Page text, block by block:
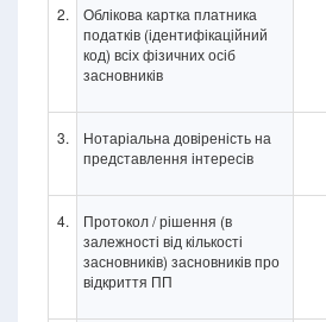
2.
Облікова картка платника
податків (ідентифікаційний
код) всіх фізичних осіб
засновників
3.
Нотаріальна довіреність на
представлення інтересів
4.
Протокол / рішення (в
залежності від кількості
засновників) засновників про
відкриття ПП